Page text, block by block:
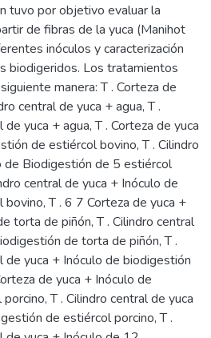
tuvo por objetivo evaluar la
de fibras de la yuca (Manihot
inóculos y caracterización
biodigeridos. Los tratamientos
manera: T . Corteza de
central de yuca + agua, T .
yuca + agua, T . Corteza de yuca
de estiércol bovino, T . Cilindro
de Biodigestión de 5 estiércol
central de yuca + Inóculo de
T . 6 7 Corteza de yuca +
torta de piñón, T . Cilindro central
de torta de piñón, T .
de yuca + Inóculo de biodigestión
de yuca + Inóculo de
T . Cilindro central de yuca
de estiércol porcino, T .